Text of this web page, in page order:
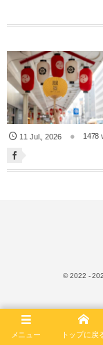
11 Jul. ,2026 1478
© 2022 -
メニュー トップに戻